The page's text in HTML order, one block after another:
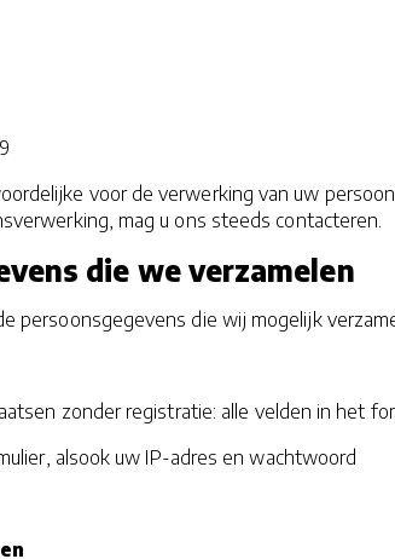
voor de verwerking van uw
mag u ons steeds contacteren.
die we verzamelen
persoonsgegevens die wij mogelijk
zonder registratie: alle velden in het
alsook uw IP-adres en wachtwoord